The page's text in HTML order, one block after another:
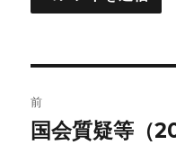
稿
前
前
国会質疑等（